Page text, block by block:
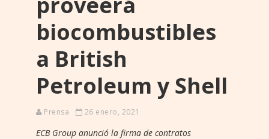
biocombustibles
a British
Petroleum y Shell
Prensa 26 enero, 2021
ECB Group anunció la firma de contratos